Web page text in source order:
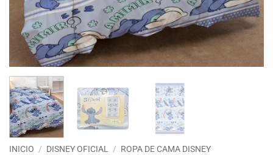
INICIO / DISNEY OFICIAL / ROPA DE CAMA DISNEY